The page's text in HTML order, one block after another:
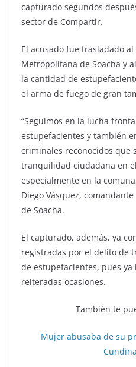
capturado segundos
sector de Compartir.
El acusado fue trasladado
Metropolitana de Soacha y
la cantidad de
el arma de fuego de gran
“Seguimos en la lucha
estupefacientes y también
criminales reconocidos que
tranquilidad ciudadana en
especialmente en la
Diego Vásquez,
de Soacha.
El capturado, además, ya
registradas por el delito de
de estupefacientes, pues
reiteradas ocasiones.
También te
Mujer abusaba de su